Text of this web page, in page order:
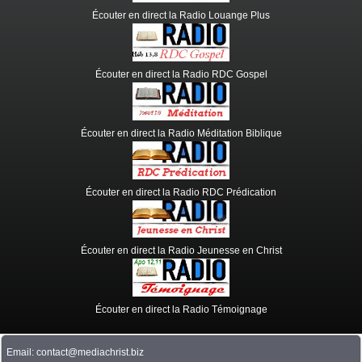
Écouter en direct la Radio Louange Plus
Écouter en direct la Radio RDC Gospel
Écouter en direct la Radio Méditation Biblique
Écouter en direct la Radio RDC Prédication
Écouter en direct la Radio Jeunesse en Christ
Écouter en direct la Radio Témoignage
Email: contact@mediachrist.biz